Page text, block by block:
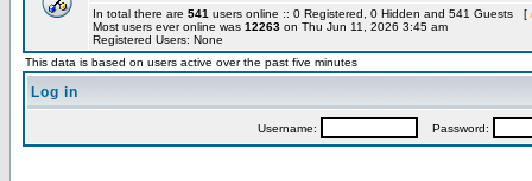
In total there are 541 users online :: 0 Registered, 0 Hidden and 541 Guests [
Most users ever online was 12263 on Thu Jun 11, 2026 3:45 am
Registered Users: None
This data is based on users active over the past five minutes
Log in
Username: Password: